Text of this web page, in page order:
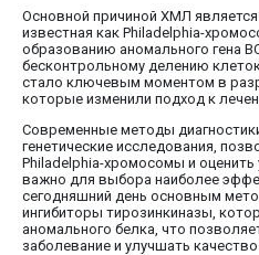
Основной причиной ХМЛ
известная как Philadelphia-
образованию аномального гена
бесконтрольному делению
стало ключевым моментом в
которые изменили подход к
Современные методы
генетические исследования,
Philadelphia-хромосомы и оценить
важно для выбора наиболее
сегодняшний день основным
ингибиторы тирозинкиназы,
аномального белка, что
заболевание и улучшать